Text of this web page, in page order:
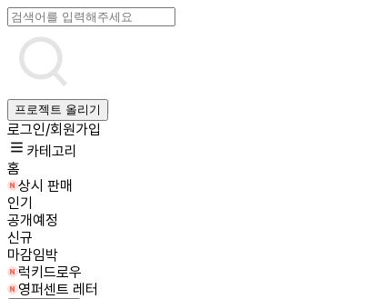
프로젝트 올리기
로그인/회원가입
카테고리
홈
상시 판매
인기
공개예정
신규
마감임박
럭키드로우
영퍼센트 레터